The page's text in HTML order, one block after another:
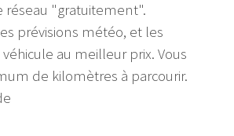
réseau "gratuitement".
prévisions météo, et les
au meilleur prix. Vous
de kilomètres à parcourir.